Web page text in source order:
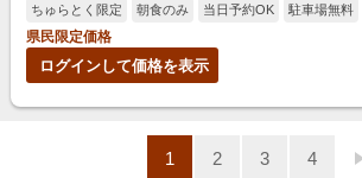
ちゅらとく限定 朝食のみ 当日予約OK
駐車場無料
県民限定価格
ログインして価格を表示
1 2 3 4